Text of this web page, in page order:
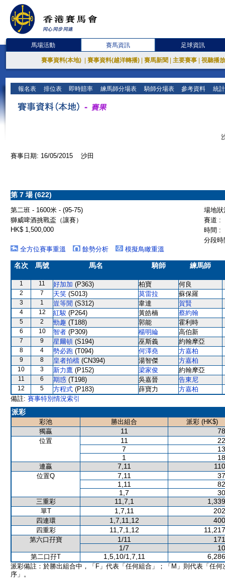
馬場活動 賽馬資訊 足球資訊
賽事資料(本地) 賽事資料(越洋轉播) 賽馬新聞 主要賽事 視聽播
報名表 排位表 即時賠率 練馬師分場表 騎師分場表 參考資料 統
賽事日期: 16/05/2015 沙田
第 7 場 (622)
第二班 - 1600米 - (95-75)
場地
獅威啤酒挑戰盃（讓賽）
賽道 :
HK$ 1,500,000
時間 :
分段
全方位賽事重溫
餘勢分析 模擬鳥瞰重溫
名次 馬號 馬名 騎師 練馬師
1 11 好加加 (P363) 柏寶 何良
2 7 天笑 (S013) 莫雷拉 蘇保羅
3 1 豈等閒 (S312) 韋達 賀賢
4 12 紅駿 (P264) 黃皓楠 蔡約翰
5 2 勁趣 (T188) 郭能 霍利時
6 10 智者 (P309) 楊明綸 高伯新
7 9 星爾頓 (S194) 巫斯義 約翰摩亞
8 4 勢必跑 (T094) 何澤堯 方嘉柏
9 8 皇者拍檔 (CN394) 湯智傑 方嘉柏
10 3 新力鷹 (P152) 梁家俊 約翰摩亞
11 6 期惑 (T198) 吳嘉晉 告東尼
12 5 方程式 (P183) 薛寶力
方嘉柏
備註: 賽事特別情況索引
派彩
彩池 勝出組合
派彩 (HK$)
獨贏
11
位置 11
7
1
連贏 7,11
位置Q 7,11
1,11
1,7
三重彩 11,7,1
單T 1,7,11
四連環 1,7,11,12
四重彩 11,7,1,12
第六口孖寶 1/11
1/7
第二口孖T 1,5,10/1,7,11
派彩備註：於勝出組合中，「F」代表「任何組合」；「M」則代表「任何
序」。